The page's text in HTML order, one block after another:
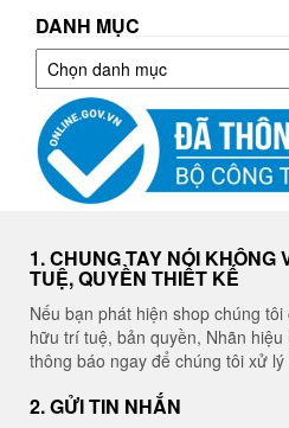
DANH MỤC
Danh
mục
1. CHUNG TAY NÓI KHÔNG
TUỆ, QUYỀN THIẾT KẾ
Nếu bạn phát hiện shop chúng
hữu trí tuệ, bản quyền, Nhãn
thông báo ngay để chúng tôi xử lý
2. GỬI TIN NHẮN